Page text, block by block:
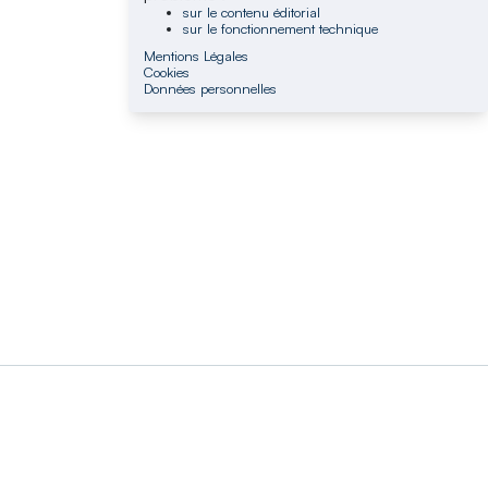
sur le contenu éditorial
sur le fonctionnement technique
Mentions Légales
Cookies
Données personnelles